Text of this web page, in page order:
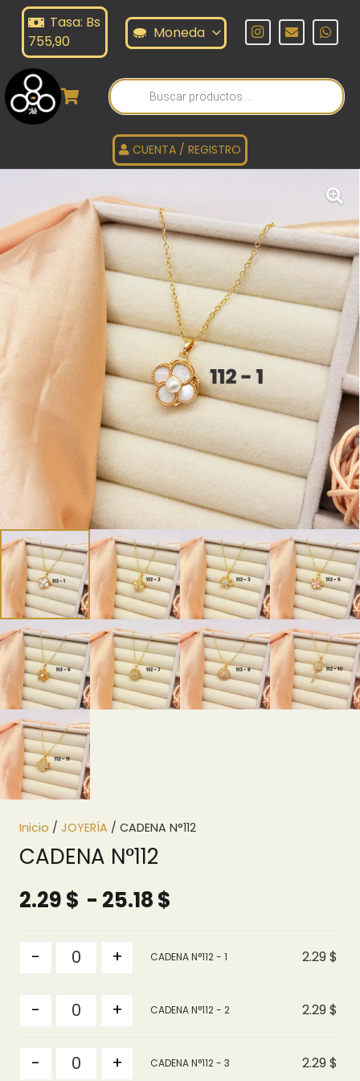
Tasa: Bs
755,90
Moneda
Búsqueda
de
productos
CUENTA / REGISTRO
Inicio / JOYERÍA / CADENA N°112
CADENA N°112
2.29$ - 25.18$
desde
hasta
Quantity
- + CADENA N°112 - 1 2.29$
Quantity
- + CADENA N°112 - 2 2.29$
Quantity
- + CADENA N°112 - 3 2.29$